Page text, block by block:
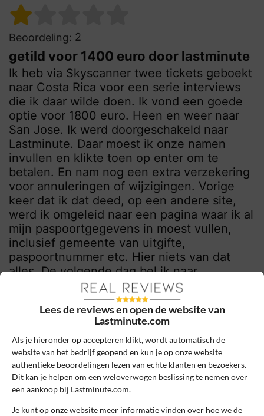
Beoordeling: 2
getild voor 1400 euro door lastminute
Ik heb via Skyscanner twee tickets geboekt
naar Costa Rica voor een serie interviews
die ik daar wilde doen. Ik vond een goede
optie voor 1800 euro. Heen en weer naar
San Jose. Ik werd doorgeschakeld naar
Lastminute. Daar moest ik onze namen
invullen en klikte toen op enter om te
betalen. En nam nog een extra verzekering
voor annuleringen of wijzigingen. Vorige
keer dat ik dat deed, op een andere site,
werd ik omgeleid naar een pagina waar ik al
mijn paspoortgegevens in moest vullen,
inclusief gemeente van uitgifte,
paspoortnummer etc. Hier niets van dat
alles. De volgende dag bel ik naar
Lastminute. Daar kreeg ik te horen dat ik de
naam niet kon aanpassen (mijn katholieke
naam is anders dan mijn roepnaam). Ja
daarvoor had ik inderdaad wel een
verzekering afgesloten maar omdat de
luchtvaartmaatschappij het weigerde kon
dat niet. Dan maar annuleren. Daar was ik
immers ook voor verzekerd. Dat kon wel:
alleen zou de luchtvaartmaatschappij daar
extra kosten voor in rekening brengen
Lees de reviews en open de website van
Lastminute.com
Als je hieronder op accepteren klikt, wordt automatisch de
website van het bedrijf geopend en kun je op onze website
authentieke beoordelingen lezen van echte klanten en bezoekers.
Dit kan je helpen om een weloverwogen beslissing te nemen over
een aankoop bij Lastminute.com.
Je kunt op onze website meer informatie vinden over hoe we de